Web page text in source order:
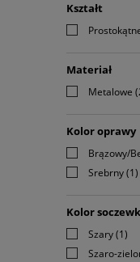
Kształt
Materiał
Metalowe
Kolor oprawy
Brązowy/
Srebrny(1)
Kolor
Szary(1)
Szaro-